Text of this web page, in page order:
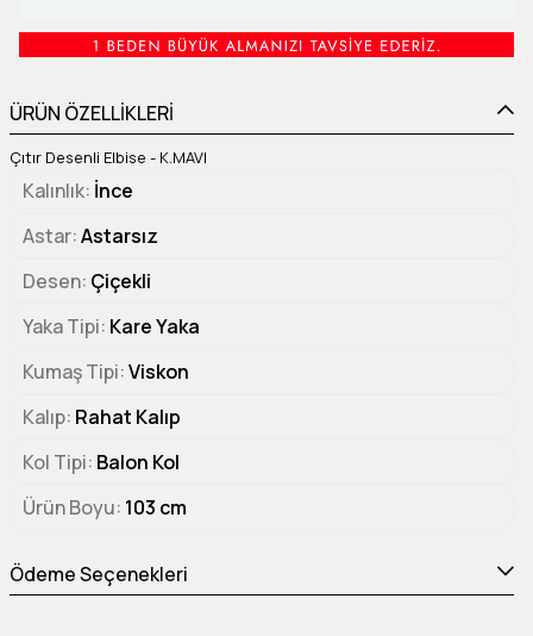
ÜRÜN ÖZELLİKLERİ
Çıtır Desenli Elbise - K.MAVI
Kalınlık İnce
Astar Astarsız
Desen Çiçekli
Yaka Tipi Kare Yaka
Kumaş Tipi Viskon
Kalıp Rahat Kalıp
Kol Tipi Balon Kol
Ürün Boyu 103 cm
Ödeme Seçenekleri